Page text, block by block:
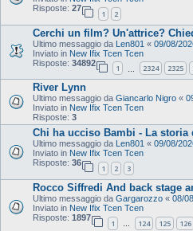
Risposte: 27
1 2
Cerchi un film? Un'attrice?
Ultimo messaggio da Len801 « 09/08/
Inviato in New Ifix Tcen Tcen
Risposte: 34892
1 2324 2325
River Lynn
Ultimo messaggio da Giancarlo Nigro «
Inviato in New Ifix Tcen Tcen
Risposte: 3
Chi ha ucciso Bambi - La storia
Ultimo messaggio da Len801 « 09/08/
Inviato in New Ifix Tcen Tcen
Risposte: 36
1 2 3
Rocco Siffredi And back stage
Ultimo messaggio da Gargarozzo « 08/
Inviato in New Ifix Tcen Tcen
Risposte: 1897
1 … 124 125 126